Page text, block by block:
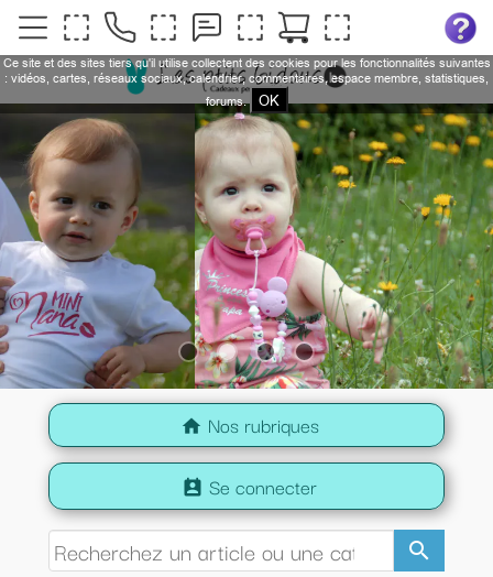
home Nos rubriques
search
perm_contact_calendar Se connecter
Ce site et des sites tiers qu'il utilise collectent des cookies pour les fonctionnalités suivantes
: vidéos, cartes, réseaux sociaux, calendrier, commentaires, espace membre, statistiques,
forums.
OK